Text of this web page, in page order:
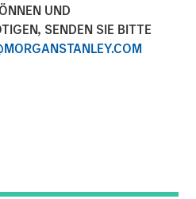
UND
SENDEN SIE BITTE
Play
disclosures.